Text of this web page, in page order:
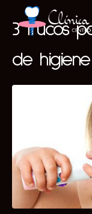
3 trucos
de